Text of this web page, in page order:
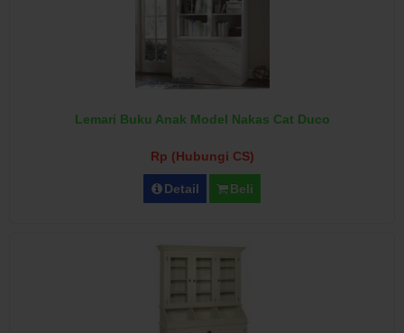
Lemari Buku Anak Model Nakas Cat Duco
Rp (Hubungi CS)
Detail Beli